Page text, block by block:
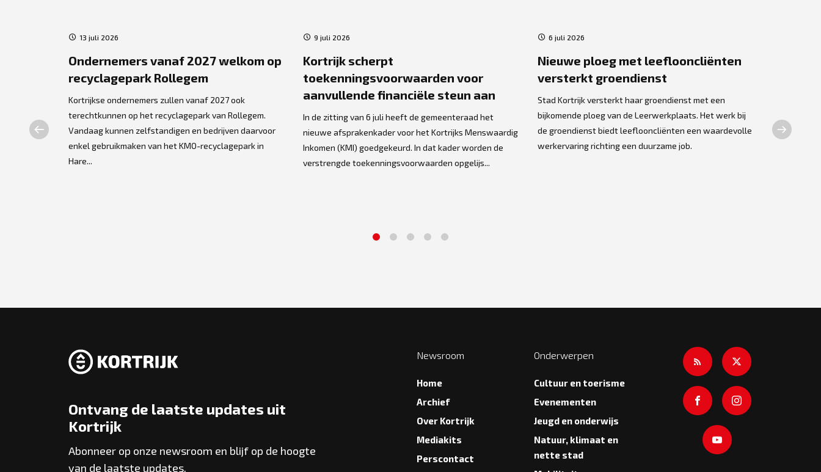
gegeven
13 juli 2026
Ondernemers vanaf 2027 welkom op
recyclagepark Rollegem
Kortrijkse ondernemers zullen vanaf 2027 ook
terechtkunnen op het recyclagepark van Rollegem.
Vandaag kunnen zelfstandigen en bedrijven daarvoor
enkel gebruikmaken van het KMO-recyclagepark in
Hare...
9 juli 2026
Kortrijk scherpt
toekenningsvoorwaarden voor
aanvullende financiële steun aan
In de zitting van 6 juli heeft de gemeenteraad het
nieuwe afsprakenkader voor het Kortrijks Menswaardig
Inkomen (KMI) goedgekeurd. In dat kader worden de
verstrengde toekenningsvoorwaarden opgelijs...
6 juli 2026
Nieuwe ploeg met leeflooncliënten
versterkt groendienst
Stad Kortrijk versterkt haar groendienst met een
bijkomende ploeg van de Leerwerkplaats. Het werk bij
de groendienst biedt leeflooncliënten een waardevolle
werkervaring richting een duurzame job.
Op
Ontvang de laatste updates uit
Kortrijk
Abonneer op onze newsroom en blijf op de hoogte
van de laatste updates.
Newsroom
Home
Archief
Over Kortrijk
Mediakits
Perscontact
Onderwerpen
Cultuur en toerisme
Evenementen
Jeugd en onderwijs
Natuur, klimaat en
nette stad